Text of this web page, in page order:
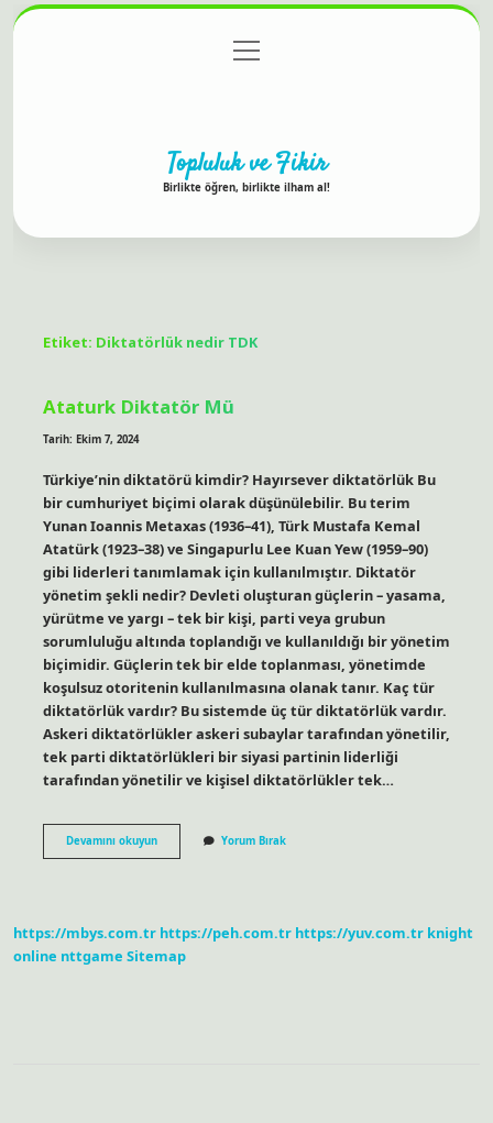
Gizlilik Politikası
menüyü
aç
Topluluk ve Fikir
Birlikte öğren, birlikte ilham al!
Etiket: Diktatörlük nedir TDK
Ataturk Diktatör Mü
Tarih: Ekim 7, 2024
Türkiye’nin diktatörü kimdir? Hayırsever diktatörlük Bu
bir cumhuriyet biçimi olarak düşünülebilir. Bu terim
Yunan Ioannis Metaxas (1936–41), Türk Mustafa Kemal
Atatürk (1923–38) ve Singapurlu Lee Kuan Yew (1959–90)
gibi liderleri tanımlamak için kullanılmıştır. Diktatör
yönetim şekli nedir? Devleti oluşturan güçlerin – yasama,
yürütme ve yargı – tek bir kişi, parti veya grubun
sorumluluğu altında toplandığı ve kullanıldığı bir yönetim
biçimidir. Güçlerin tek bir elde toplanması, yönetimde
koşulsuz otoritenin kullanılmasına olanak tanır. Kaç tür
diktatörlük vardır? Bu sistemde üç tür diktatörlük vardır.
Askeri diktatörlükler askeri subaylar tarafından yönetilir,
tek parti diktatörlükleri bir siyasi partinin liderliği
tarafından yönetilir ve kişisel diktatörlükler tek…
Devamını okuyunAtaturk
Diktatör
Yorum Bırak
https://mbys.com.tr https://peh.com.tr https://yuv.com.tr knight
online nttgame Sitemap